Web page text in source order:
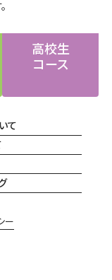
高校生
コース
て
ー